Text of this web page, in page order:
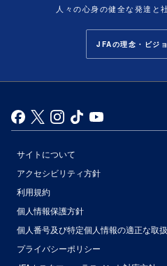
人々の心身の健全な発達と
JFAの理念・ビジ
サイトについて
アクセシビリティ方針
利用規約
個人情報保護方針
個人番号及び特定個人情報の適正な取
プライバシーポリシー